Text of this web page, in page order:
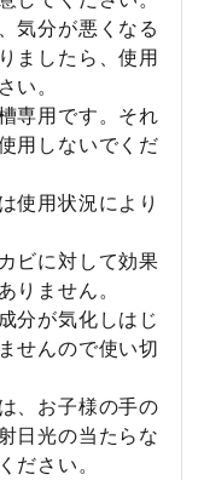
気分が悪くなる
ましたら、使用
い。
専用です。それ
用しないでくだ
使用状況により
ビに対して効果
りません。
分が気化しはじ
せんので使い切
、お子様の手の
日光の当たらな
ださい。